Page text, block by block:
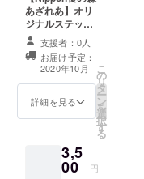
あざれあ】オリ
ジナルステッ
カー４枚 ※チ
ケット有効期限:
２年１０月〜３
年４月迄利用可
能。
支援者：0人
お届け予定：
2020年10月
詳細を見る
こ
の
リ
タ
ー
ン
を
選
択
す
る
3,5
00 円